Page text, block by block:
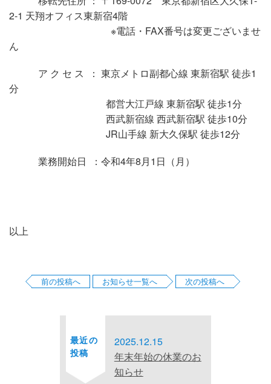
2-1 天翔オフィス東新宿4階
※電話・FAX番号は変更ございませ
ん
ア ク セ ス ： 東京メトロ副都心線 東新宿駅 徒歩1
分
都営大江戸線 東新宿駅 徒歩1分
西武新宿線 西武新宿駅 徒歩10分
JR山手線 新大久保駅 徒歩12分
業務開始日 ：令和4年8月1日（月）
以上
前の投稿へ お知らせ一覧へ 次の投稿へ
最近の
投稿
2025.12.15
年末年始の休業のお
知らせ